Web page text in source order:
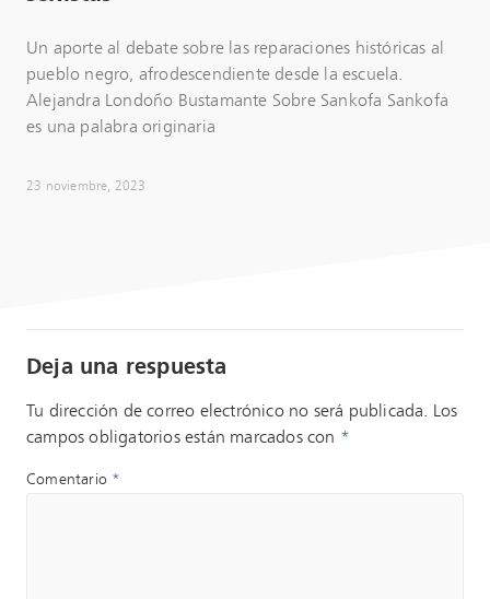
Un aporte al debate sobre las reparaciones históricas al
pueblo negro, afrodescendiente desde la escuela.
Alejandra Londoño Bustamante Sobre Sankofa Sankofa
es una palabra originaria
23 noviembre, 2023
Deja una respuesta
Tu dirección de correo electrónico no será publicada.
Los
campos obligatorios están marcados con *
Comentario *